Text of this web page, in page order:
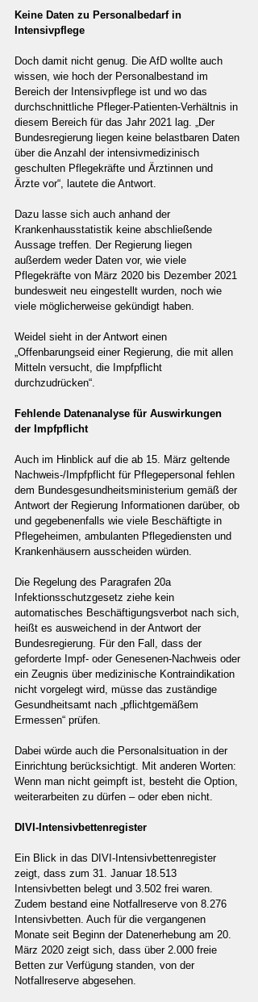
Keine Daten zu Personalbedarf in
Intensivpflege
Doch damit nicht genug. Die AfD wollte auch
wissen, wie hoch der Personalbestand im
Bereich der Intensivpflege ist und wo das
durchschnittliche Pfleger-Patienten-Verhältnis in
diesem Bereich für das Jahr 2021 lag. „Der
Bundesregierung liegen keine belastbaren Daten
über die Anzahl der intensivmedizinisch
geschulten Pflegekräfte und Ärztinnen und
Ärzte vor“, lautete die Antwort.
Dazu lasse sich auch anhand der
Krankenhausstatistik keine abschließende
Aussage treffen. Der Regierung liegen
außerdem weder Daten vor, wie viele
Pflegekräfte von März 2020 bis Dezember 2021
bundesweit neu eingestellt wurden, noch wie
viele möglicherweise gekündigt haben.
Weidel sieht in der Antwort einen
„Offenbarungseid einer Regierung, die mit allen
Mitteln versucht, die Impfpflicht
durchzudrücken“.
Fehlende Datenanalyse für Auswirkungen
der Impfpflicht
Auch im Hinblick auf die ab 15. März geltende
Nachweis-/Impfpflicht für Pflegepersonal fehlen
dem Bundesgesundheitsministerium gemäß der
Antwort der Regierung Informationen darüber, ob
und gegebenenfalls wie viele Beschäftigte in
Pflegeheimen, ambulanten Pflegediensten und
Krankenhäusern ausscheiden würden.
Die Regelung des Paragrafen 20a
Infektionsschutzgesetz ziehe kein
automatisches Beschäftigungsverbot nach sich,
heißt es ausweichend in der Antwort der
Bundesregierung. Für den Fall, dass der
geforderte Impf- oder Genesenen-Nachweis oder
ein Zeugnis über medizinische Kontraindikation
nicht vorgelegt wird, müsse das zuständige
Gesundheitsamt nach „pflichtgemäßem
Ermessen“ prüfen.
Dabei würde auch die Personalsituation in der
Einrichtung berücksichtigt. Mit anderen Worten:
Wenn man nicht geimpft ist, besteht die Option,
weiterarbeiten zu dürfen – oder eben nicht.
DIVI-Intensivbettenregister
Ein Blick in das DIVI-Intensivbettenregister
zeigt, dass zum 31. Januar 18.513
Intensivbetten belegt und 3.502 frei waren.
Zudem bestand eine Notfallreserve von 8.276
Intensivbetten. Auch für die vergangenen
Monate seit Beginn der Datenerhebung am 20.
März 2020 zeigt sich, dass über 2.000 freie
Betten zur Verfügung standen, von der
Notfallreserve abgesehen.